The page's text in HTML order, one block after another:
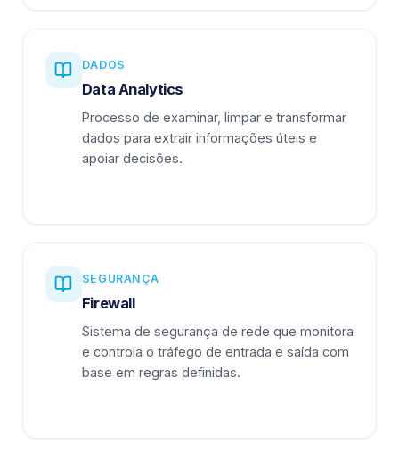
DADOS
Data Analytics
Processo de examinar, limpar e transformar
dados para extrair informações úteis e
apoiar decisões.
SEGURANÇA
Firewall
Sistema de segurança de rede que monitora
e controla o tráfego de entrada e saída com
base em regras definidas.